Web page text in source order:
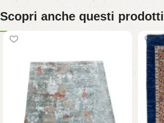
Scopri anche questi prodotti